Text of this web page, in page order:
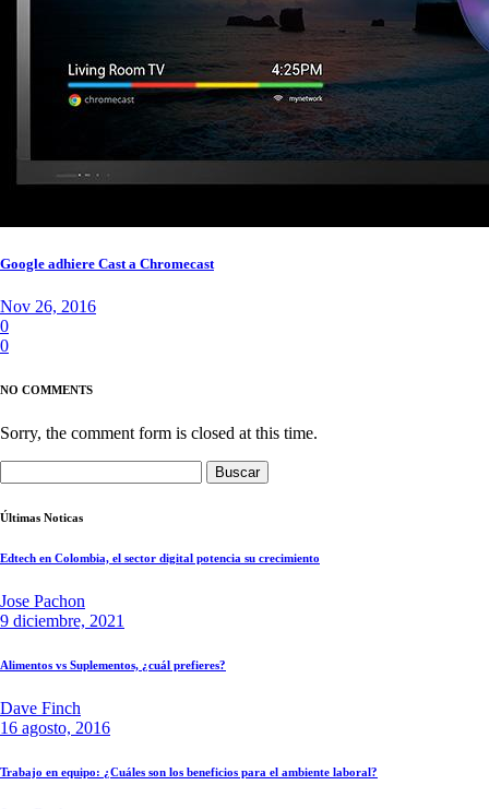
Google adhiere Cast a Chromecast
Nov 26, 2016
0
0
NO COMMENTS
Sorry, the comment form is closed at this time.
Últimas Noticas
Edtech en Colombia, el sector digital potencia su crecimiento
Jose Pachon
9 diciembre, 2021
Alimentos vs Suplementos, ¿cuál prefieres?
Dave Finch
16 agosto, 2016
Trabajo en equipo: ¿Cuáles son los beneficios para el ambiente laboral?